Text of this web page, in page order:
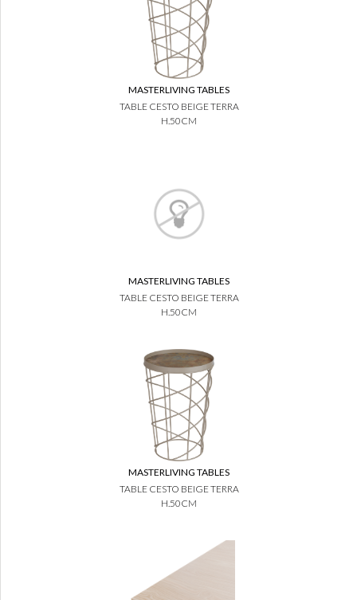
MASTERLIVING TABLES
TABLE CESTO BEIGE TERRA
H.50CM
MASTERLIVING TABLES
TABLE CESTO BEIGE TERRA
H.50CM
MASTERLIVING TABLES
TABLE CESTO BEIGE TERRA
H.50CM